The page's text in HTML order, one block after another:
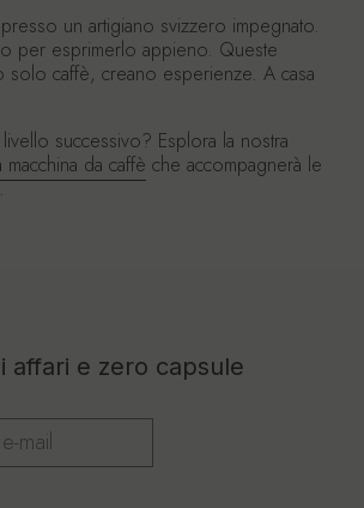
un artigiano svizzero impegnato.
per esprimerlo appieno. Queste
solo caffè, creano esperienze. A casa
successivo? Esplora la nostra
macchina da caffè che accompagnerà le
affari e zero capsule